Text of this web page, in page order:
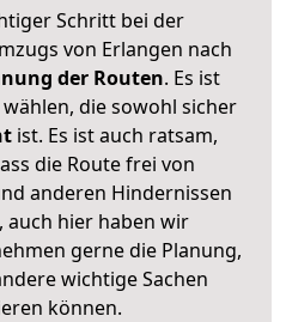
Schritt bei der
von Erlangen nach
der Routen. Es ist
die sowohl sicher
ist. Es ist auch ratsam,
die Route frei von
anderen Hindernissen
auch hier haben wir
gerne die Planung,
wichtige Sachen
können.